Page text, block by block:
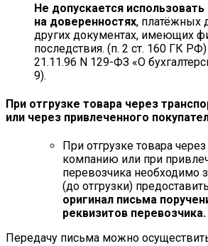
Не допускается
на доверенностях, платёжных
других документах, имеющих
последствия. (п. 2 ст. 160 ГК
21.11.96 N 129-ФЗ «О
9).
При отгрузке товара через
или через привлеченного
При отгрузке товара
компанию или при
перевозчика необходимо
(до отгрузки)
оригинал письма
реквизитов перевозчика.
Передачу письма можно